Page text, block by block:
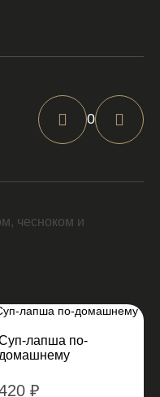
0
чесноком и
лапша по-
домашнему
₽